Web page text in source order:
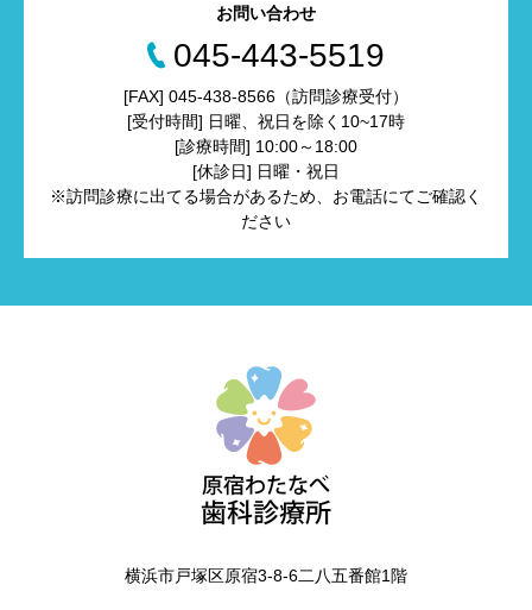
お問い合わせ
045-443-5519
[FAX] 045-438-8566（訪問診療受付）
[受付時間] 日曜、祝日を除く10~17時
[診療時間] 10:00～18:00
[休診日] 日曜・祝日
※訪問診療に出てる場合があるため、お電話にてご確認く
ださい
横浜市戸塚区原宿3-8-6二八五番館1階